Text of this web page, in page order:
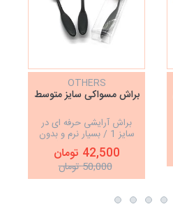
OTHERS
براش مسواکی سایز متوسط
براش آرایشی حرفه ای در
سایز 1 / بسیار نرم و بدون
ریزش مو ، تراکم بالا ، کیفیت
عالی
42,500 تومان
50,000 تومان